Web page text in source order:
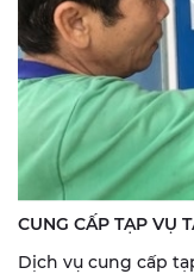
CUNG CẤP TẠP VỤ
Dịch vụ cung cấp